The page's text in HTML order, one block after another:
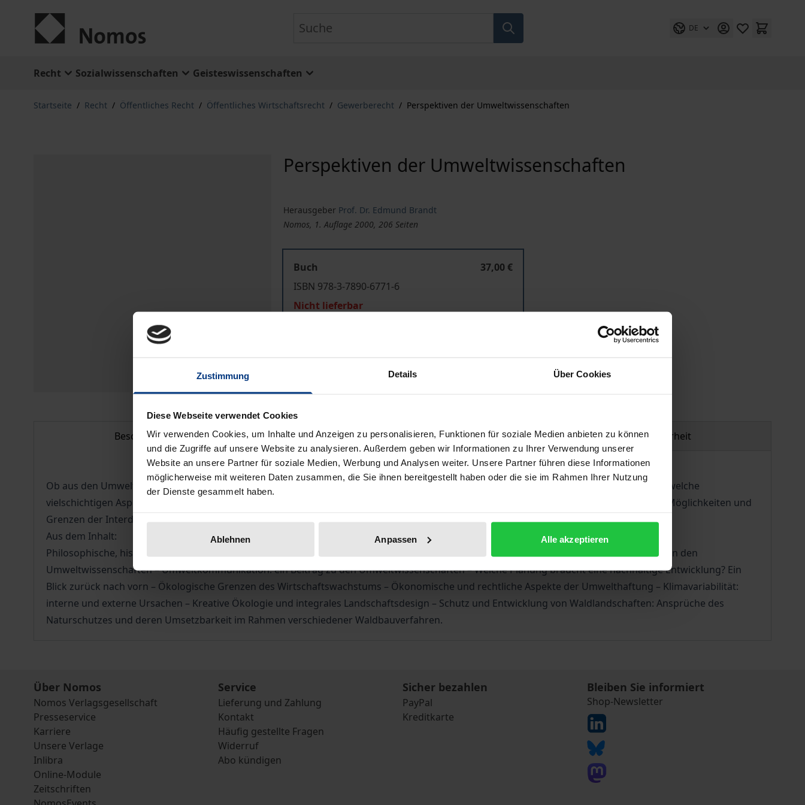
Zustimmung Details Über Cookies
Diese Webseite verwendet Cookies
Wir verwenden Cookies, um Inhalte und Anzeigen zu personalisieren, Funktionen für soziale Medien anbieten zu können
und die Zugriffe auf unsere Website zu analysieren. Außerdem geben wir Informationen zu Ihrer Verwendung unserer
Website an unsere Partner für soziale Medien, Werbung und Analysen weiter. Unsere Partner führen diese Informationen
möglicherweise mit weiteren Daten zusammen, die Sie ihnen bereitgestellt haben oder die sie im Rahmen Ihrer Nutzung
der Dienste gesammelt haben.
Ablehnen Anpassen Alle akzeptieren
DE
Recht Sozialwissenschaften Geisteswissenschaften
Startseite / Recht / Öffentliches Recht / Öffentliches Wirtschaftsrecht / Gewerberecht / Perspektiven der Umweltwissenschaften
Perspektiven der Umweltwissenschaften
Herausgeber Prof. Dr. Edmund Brandt
Nomos, 1. Auflage 2000, 206 Seiten
Buch
37,00 €
ISBN 978-3-7890-6771-6
Nicht lieferbar
Hinweise zu Versandkosten
Beschreibung Bibliografische Angaben Produktsicherheit
Ob aus den Umweltwissenschaften eine eigene Wissenschaftsdisziplin wird, ist noch nicht absehbar. Was das Thema aber ausmacht und welche
vielschichtigen Aspekte aufeinandertreffen, verdeutlicht dieser Sammelband mit Beiträgen zu den sozialwissenschaftlichen Grundlagen, Möglichkeiten und
Grenzen der Interdisziplinarität sowie wichtigen Einzelfragen.
Aus dem Inhalt:
Philosophische, historische und theoretische Grundlagen – Einsichten zum Problem des interdisziplinären Arbeitens – Interdisziplinarität in den
Umweltwissenschaften – Umweltkommunikation: ein Beitrag zu den Umweltwissenschaften – Welche Planung braucht eine nachhaltige Entwicklung? Ein
Blick zurück nach vorn – Ökologische Grenzen des Wirtschaftswachstums – Ökonomische und rechtliche Aspekte der Umwelthaftung – Klimavariabilität:
interne und externe Ursachen – Kreative Ökologie und integrales Landschaftsdesign – Schutz und Entwicklung von Waldlandschaften: Ansprüche des
Naturschutzes und deren Umsetzbarkeit im Rahmen verschiedener Waldbauverfahren.
Über Nomos
Nomos Verlagsgesellschaft
Presseservice
Karriere
Unsere Verlage
Inlibra
Online-Module
Zeitschriften
Service
Lieferung und Zahlung
Kontakt
Häufig gestellte Fragen
Widerruf
Abo kündigen
Sicher bezahlen
PayPal
Kreditkarte
Bleiben Sie informiert
Shop-Newsletter